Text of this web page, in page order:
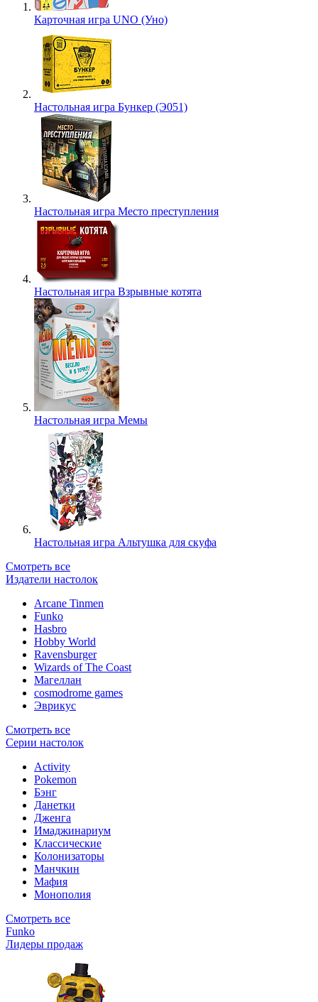
Карточная игра UNO (Уно)
Настольная игра Бункер (Э051)
Настольная игра Место преступления
Настольная игра Взрывные котята
Настольная игра Мемы
Настольная игра Альтушка для скуфа
Смотреть все
Издатели настолок
Arcane Tinmen
Funko
Hasbro
Hobby World
Ravensburger
Wizards of The Coast
Магеллан
сosmodrome games
Эврикус
Смотреть все
Серии настолок
Activity
Pokemon
Бэнг
Данетки
Дженга
Имаджинариум
Классические
Колонизаторы
Манчкин
Мафия
Монополия
Смотреть все
Funko
Лидеры продаж